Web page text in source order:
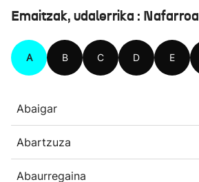
Emaitzak, udalerrika : Nafarroa
A B C D E
Abaigar
Abartzuza
Abaurregaina